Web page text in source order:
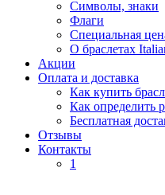
Символы, знаки
Флаги
Специальная
О браслетах
Акции
Оплата и доставка
Как купить
Как определить
Бесплатная
Отзывы
Контакты
1